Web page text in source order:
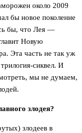
около 2009
бы новое поколение
бы, что Лея —
Новую
Эта часть не так уж
сиквел. И
мы не думаем,
злодея?
злодеев в